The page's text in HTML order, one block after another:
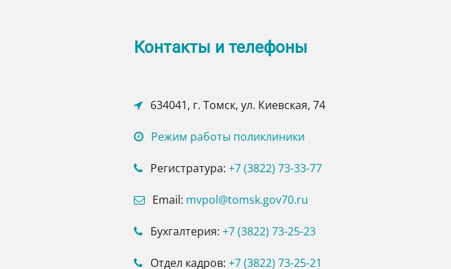
Контакты и телефоны
634041, г. Томск, ул. Киевская, 74
Режим работы поликлиники
Регистратура: +7 (3822) 73-33-77
Email: mvpol@tomsk.gov70.ru
Бухгалтерия: +7(3822) 73-25-23
Отдел кадров: +7 (3822) 73-25-21